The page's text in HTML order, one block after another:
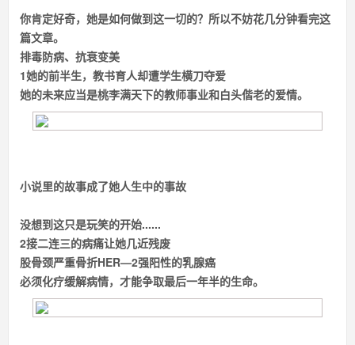
你肯定好奇，她是如何做到这一切的？所以不妨花几分钟看完这
篇文章。
排毒防病、 抗衰变美
1她的前半生，教书育人却遭学生横刀夺爱
她的未来应当是桃李满天下的教师事业和白头偕老的爱情。
小说里的故事成了她人生中的事故
没想到这只是玩笑的开始......
2接二连三的病痛让她几近残废
股骨颈严重骨折HER—2强阳性的乳腺癌
必须化疗缓解病情，才能争取最后一年半的生命。